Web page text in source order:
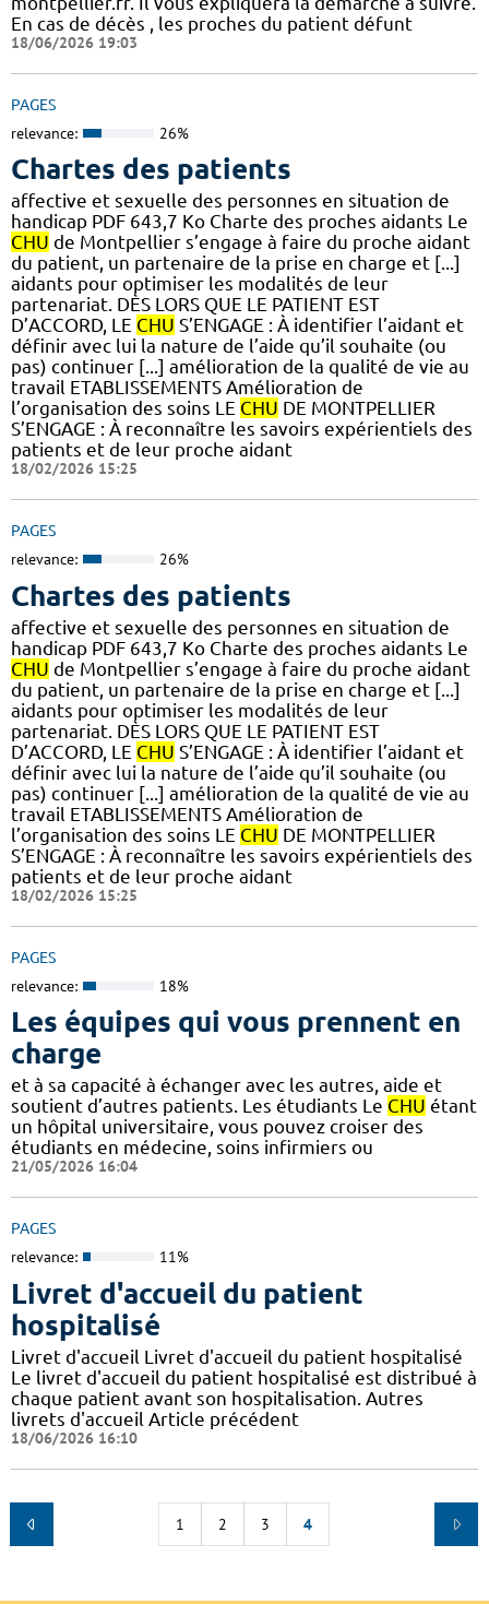
En cas de décès , les proches du patient défunt
18/06/2026 19:03
PAGES
relevance: 26%
Chartes des patients
affective et sexuelle des personnes en situation de
handicap PDF 643,7 Ko Charte des proches aidants Le
CHU de Montpellier s’engage à faire du proche aidant
du patient, un partenaire de la prise en charge et [...]
aidants pour optimiser les modalités de leur
partenariat. DÈS LORS QUE LE PATIENT EST
D’ACCORD, LE CHU S’ENGAGE : À identifier l’aidant et
définir avec lui la nature de l’aide qu’il souhaite (ou
pas) continuer [...] amélioration de la qualité de vie au
travail ETABLISSEMENTS Amélioration de
l’organisation des soins LE CHU DE MONTPELLIER
S’ENGAGE : À reconnaître les savoirs expérientiels des
patients et de leur proche aidant
18/02/2026 15:25
PAGES
relevance: 26%
Chartes des patients
affective et sexuelle des personnes en situation de
handicap PDF 643,7 Ko Charte des proches aidants Le
CHU de Montpellier s’engage à faire du proche aidant
du patient, un partenaire de la prise en charge et [...]
aidants pour optimiser les modalités de leur
partenariat. DÈS LORS QUE LE PATIENT EST
D’ACCORD, LE CHU S’ENGAGE : À identifier l’aidant et
définir avec lui la nature de l’aide qu’il souhaite (ou
pas) continuer [...] amélioration de la qualité de vie au
travail ETABLISSEMENTS Amélioration de
l’organisation des soins LE CHU DE MONTPELLIER
S’ENGAGE : À reconnaître les savoirs expérientiels des
patients et de leur proche aidant
18/02/2026 15:25
PAGES
relevance: 18%
Les équipes qui vous prennent en
charge
et à sa capacité à échanger avec les autres, aide et
soutient d’autres patients. Les étudiants Le CHU étant
un hôpital universitaire, vous pouvez croiser des
étudiants en médecine, soins infirmiers ou
21/05/2026 16:04
PAGES
relevance: 11%
Livret d'accueil du patient
hospitalisé
Livret d'accueil Livret d'accueil du patient hospitalisé
Le livret d'accueil du patient hospitalisé est distribué à
chaque patient avant son hospitalisation. Autres
livrets d'accueil Article précédent
18/06/2026 16:10
1 2 3 4